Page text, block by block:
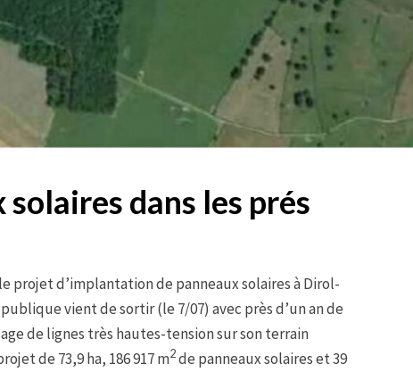
dans les prés
projet d’implantation de panneaux solaires à Dirol-
vient de sortir (le 7/07) avec près d’un an de
de lignes très hautes-tension sur son terrain
de 73,9 ha, 186 917 m2de panneaux solaires et 39